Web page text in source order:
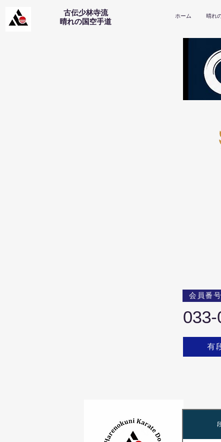
古伝少林寺流
​晴れの国空手道
ホーム 晴れ
会員番号
有